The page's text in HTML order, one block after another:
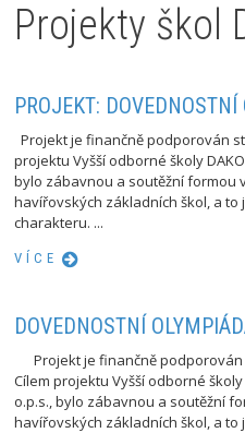
Projekty škol
PROJEKT:
Projekt je finančně podporován
projektu Vyšší odborné školy
bylo zábavnou a soutěžní formou
havířovských základních škol, a
charakteru. ...
VÍCE
DOVEDNOSTNÍ
Projekt je finančně podporován
Cílem projektu Vyšší odborné školy
o.p.s., bylo zábavnou a soutěžní
havířovských základních škol, a